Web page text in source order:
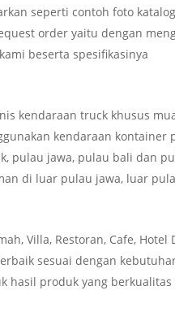
seperti contoh foto
order yaitu dengan
beserta spesifikasinya
kendaraan truck khusus
kendaraan kontainer
pulau jawa, pulau bali dan
di luar pulau jawa, luar
Villa, Restoran, Cafe,
sesuai dengan
hasil produk yang berkualitas